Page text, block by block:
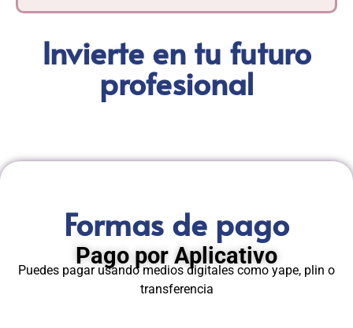
Invierte en tu futuro
profesional
Formas de pago
Pago por Aplicativo
Puedes pagar usando medios digitales como yape, plin o
transferencia